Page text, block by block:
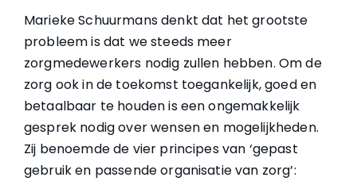
Marieke Schuurmans denkt dat het grootste
probleem is dat we steeds meer
zorgmedewerkers nodig zullen hebben. Om de
zorg ook in de toekomst toegankelijk, goed en
betaalbaar te houden is een ongemakkelijk
gesprek nodig over wensen en mogelijkheden.
Zij benoemde de vier principes van ‘gepast
gebruik en passende organisatie van zorg’: